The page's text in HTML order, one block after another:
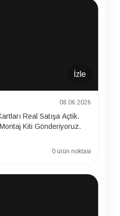
İzle
08.06.2026
Real Satışa Açtik.
Kiti Gönderiyoruz.
0 ürün noktası